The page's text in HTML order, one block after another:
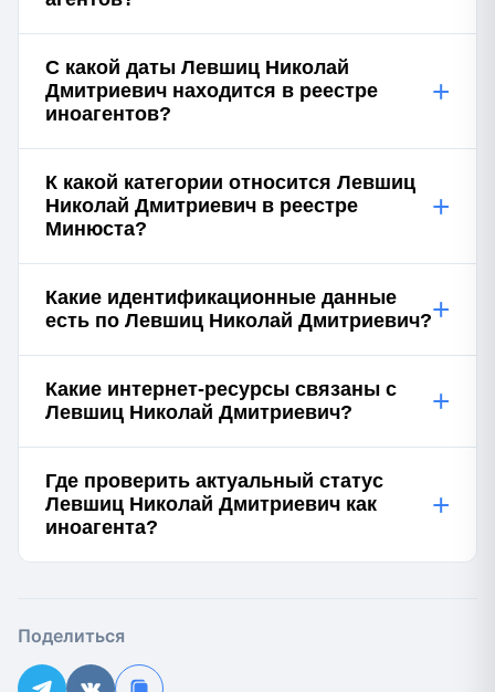
С какой даты Левшиц Николай
Дмитриевич находится в реестре
иноагентов?
+
К какой категории относится Левшиц
Николай Дмитриевич в реестре
Минюста?
+
Какие идентификационные данные
есть по Левшиц Николай Дмитриевич?+
Какие интернет-ресурсы связаны с
Левшиц Николай Дмитриевич?
+
Где проверить актуальный статус
Левшиц Николай Дмитриевич как
иноагента?
+
Поделиться